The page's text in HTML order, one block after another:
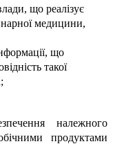
що реалізує
медицини,
що
такої
належного
продуктами